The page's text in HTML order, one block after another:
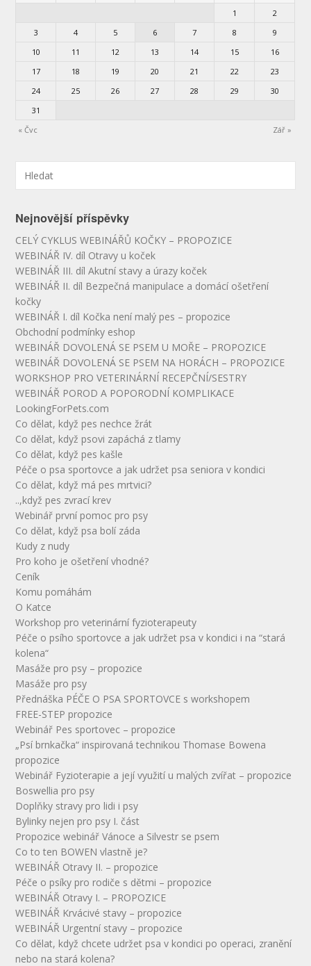
1
2
3
4 5 6 7 8
9
10
11 12 13 14 15
16
17
18 19 20 21 22
23
24
25 26 27 28 29
30
31
« Čvc
Zář »
Nejnovější příspěvky
CELÝ CYKLUS WEBINÁŘŮ KOČKY – PROPOZICE
WEBINÁŘ IV. díl Otravy u koček
WEBINÁŘ III. díl Akutní stavy a úrazy koček
WEBINÁŘ II. díl Bezpečná manipulace a domácí ošetření
kočky
WEBINÁŘ I. díl Kočka není malý pes – propozice
Obchodní podmínky eshop
WEBINÁŘ DOVOLENÁ SE PSEM U MOŘE – PROPOZICE
WEBINÁŘ DOVOLENÁ SE PSEM NA HORÁCH – PROPOZICE
WORKSHOP PRO VETERINÁRNÍ RECEPČNÍ/SESTRY
WEBINÁŘ POROD A POPORODNÍ KOMPLIKACE
LookingForPets.com
Co dělat, když pes nechce žrát
Co dělat, když psovi zapáchá z tlamy
Co dělat, když pes kašle
Péče o psa sportovce a jak udržet psa seniora v kondici
Co dělat, když má pes mrtvici?
..,když pes zvrací krev
Webinář první pomoc pro psy
Co dělat, když psa bolí záda
Kudy z nudy
Pro koho je ošetření vhodné?
Ceník
Komu pomáhám
O Katce
Workshop pro veterinární fyzioterapeuty
Péče o psího sportovce a jak udržet psa v kondici i na “stará
kolena“
Masáže pro psy – propozice
Masáže pro psy
Přednáška PÉČE O PSA SPORTOVCE s workshopem
FREE-STEP propozice
Webinář Pes sportovec – propozice
„Psí brnkačka“ inspirovaná technikou Thomase Bowena
propozice
Webinář Fyzioterapie a její využití u malých zvířat – propozice
Boswellia pro psy
Doplňky stravy pro lidi i psy
Bylinky nejen pro psy I. část
Propozice webinář Vánoce a Silvestr se psem
Co to ten BOWEN vlastně je?
WEBINÁŘ Otravy II. – propozice
Péče o psíky pro rodiče s dětmi – propozice
WEBINÁŘ Otravy I. – PROPOZICE
WEBINÁŘ Krvácivé stavy – propozice
WEBINÁŘ Urgentní stavy – propozice
Co dělat, když chcete udržet psa v kondici po operaci, zranění
nebo na stará kolena?